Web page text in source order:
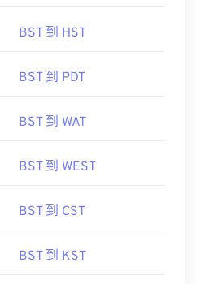
BST 到 HST
BST 到 PDT
BST 到 WAT
BST 到 WEST
BST 到 CST
BST 到 KST